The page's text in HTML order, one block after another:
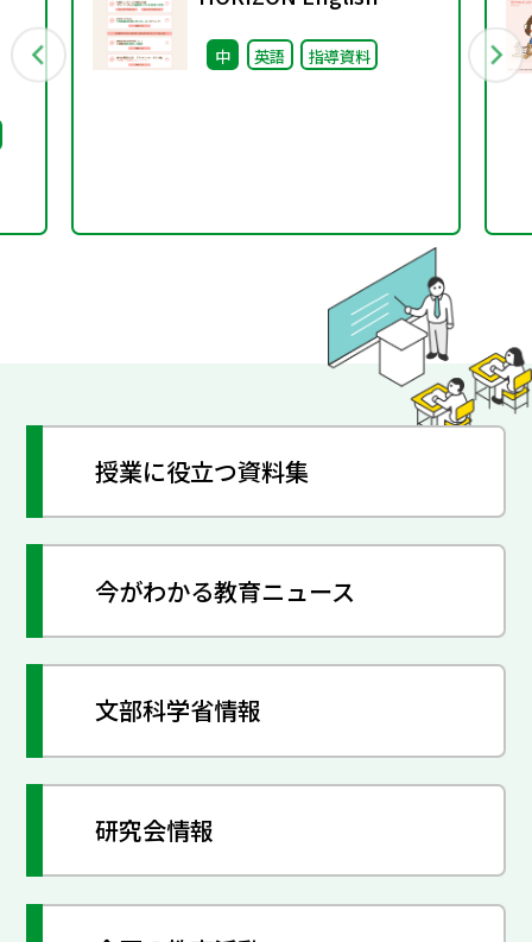
Course ４月までに絶
対におさえておきたい 新
中 英語 指導資料
授業に役立つ資料集
今がわかる教育ニュース
文部科学省情報
研究会情報